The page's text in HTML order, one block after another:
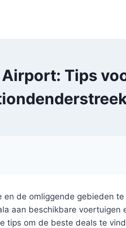
Tips
de omliggende gebieden
aan beschikbare
om de beste deals te